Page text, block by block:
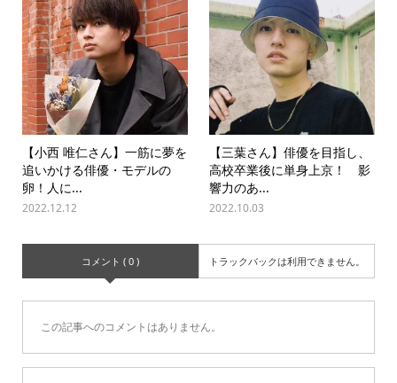
【小西 唯仁さん】一筋に夢を
追いかける俳優・モデルの
卵！人に...
2022.12.12
【三葉さん】俳優を目指し、
高校卒業後に単身上京！ 影
響力のあ...
2022.10.03
コメント ( 0 ) トラックバックは利用できません。
この記事へのコメントはありません。